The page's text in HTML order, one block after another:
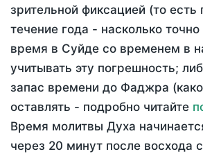
зрительной фиксацией (то есть
течение года - насколько
время в Суйде со временем в
учитывать эту погрешность;
запас времени до Фаджра
оставлять - подробно читайте
Время молитвы Духа
через 20 минут после восхода